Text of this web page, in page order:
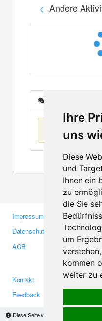
Ihre
uns
Diese
und
Ihnen ein
zu
die Sie
um
kommen
weiter zu
Diese Seite verwendet Cookies, um
Andere
Keine Einträge
Impressum
Datenschutzerklärung
AGB
Kontakt
Feedback